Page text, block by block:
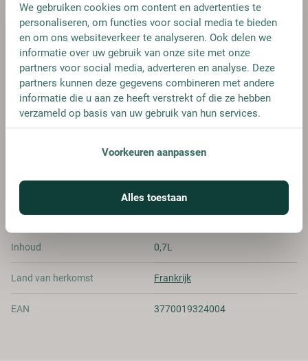
SPECIFICATIES
Alcohol
Merk Escale
Inhoud 0,7L
Land van herkomst Frankrijk
EAN 3770019324004
FLES
€ 9,95
€ 15,95
We gebruiken cookies om content en advertenties te
personaliseren, om functies voor social media te bieden
en om ons websiteverkeer te analyseren. Ook delen we
informatie over uw gebruik van onze site met onze
partners voor social media, adverteren en analyse. Deze
partners kunnen deze gegevens combineren met andere
informatie die u aan ze heeft verstrekt of die ze hebben
verzameld op basis van uw gebruik van hun services.
Voorkeuren aanpassen
Alles toestaan